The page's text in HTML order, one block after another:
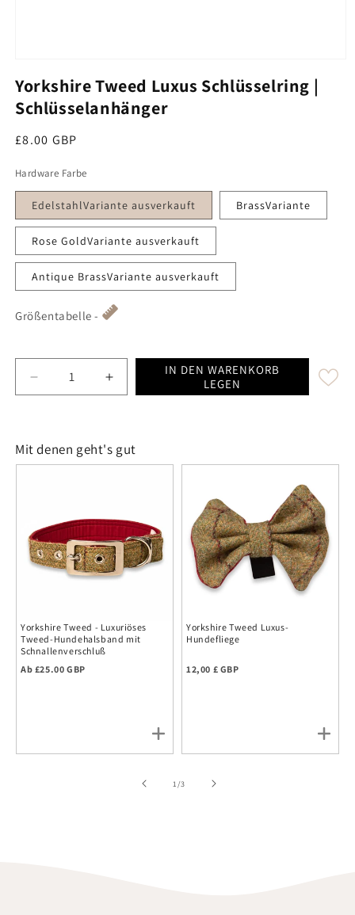
Yorkshire Tweed Luxus Schlüsselring |
Schlüsselanhänger
Regulärer Preis
£8.00 GBP
Hardware Farbe
EdelstahlVariante ausverkauft BrassVariante
Rose GoldVariante ausverkauft
Antique BrassVariante ausverkauft
Größentabelle -
Decrease quantity for Yorkshire Tweed Luxury Keyring
Increase quantity for Yorkshire Tweed
IN DEN WARENKORB
LEGEN
Mit denen geht's gut
Yorkshire Tweed - Luxuriöses
Tweed-Hundehalsband mit
Schnallenverschluß
Regulärer Preis
Ab £25.00 GBP
Yorkshire Tweed Luxus-
Hundefliege
Normalpreis
12,00 £ GBP
1 /of
3